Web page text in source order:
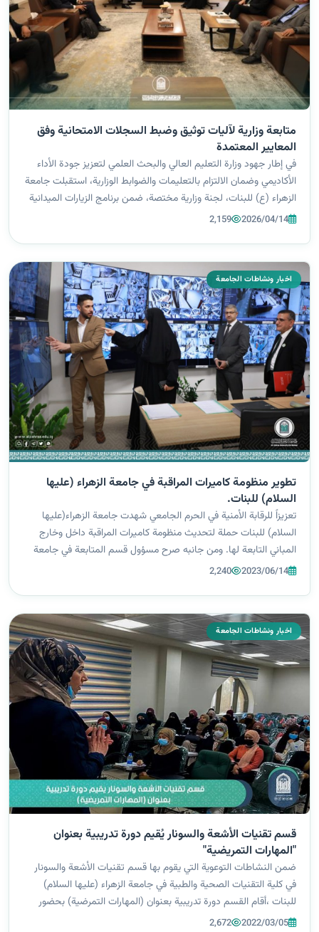
متابعة وزارية لآليات توثيق وضبط السجلات الامتحانية وفق
المعايير المعتمدة
في إطار جهود وزارة التعليم العالي والبحث العلمي لتعزيز جودة الأداء
الأكاديمي وضمان الالتزام بالتعليمات والضوابط الوزارية، استقبلت جامعة
الزهراء (ع) للبنات، لجنة وزارية مختصة، ضمن برنامج الزيارات الميدانية
الهادفة إلى متابعة سير العملية الامتحانية في الجامعات و...
2026/04/14
2,159
اخبار ونشاطات الجامعة
تطوير منظومة كاميرات المراقبة في جامعة الزهراء (عليها
السلام) للبنات.
تعزيزاً للرقابة الأمنية في الحرم الجامعي شهدت جامعة الزهراء(عليها
السلام) للبنات حملة لتحديث منظومة كاميرات المراقبة داخل وخارج
المباني التابعة لها. ومن جانبه صرح مسؤول قسم المتابعة في جامعة
الزهراء (عليها السلام) للبنات السيد علي خضير العامري أن تجديد
2023/06/14
2,240
اخبار ونشاطات الجامعة
قسم تقنيات الأشعة والسونار يُقيم دورة تدريبية بعنوان
"المهارات التمريضية"
ضمن النشاطات التوعوية التي يقوم بها قسم تقنيات الأشعة والسونار
في كلية التقنيات الصحية والطبية في جامعة الزهراء (عليها السلام)
للبنات ،أقام القسم دورة تدريبية بعنوان (المهارات التمرضية) بحضور
طالبات الجامعة. هدفت الدورة إلى تطوير المهارات التمريضية للطالبات
2022/03/05
2,672